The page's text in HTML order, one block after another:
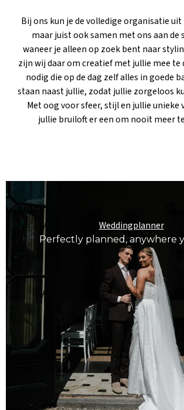
Bij ons kun je de volledige organisatie uit
maar juist ook samen met ons aan de
waneer je alleen op zoek bent naar
zijn wij daar om creatief met jullie mee te
nodig die op de dag zelf alles in goede
staan naast jullie, zodat jullie zorgeloos
Met oog voor sfeer, stijl en jullie unieke
jullie bruiloft er een om nooit meer
Weddingplanner
Perfectly planned, anywhere